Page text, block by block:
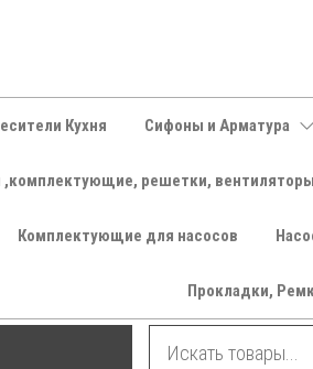
Кухня Сифоны и Арматура
,комплектующие, решетки, вентиляторы
Комплектующие для насосов
Прокладки,